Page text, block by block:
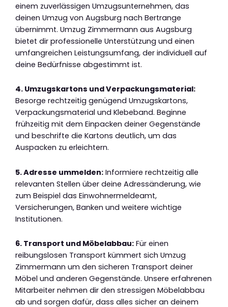
einem zuverlässigen Umzugsunternehmen, das
deinen Umzug von Augsburg nach Bertrange
übernimmt. Umzug Zimmermann aus Augsburg
bietet dir professionelle Unterstützung und einen
umfangreichen Leistungsumfang, der individuell auf
deine Bedürfnisse abgestimmt ist.
4. Umzugskartons und Verpackungsmaterial:
Besorge rechtzeitig genügend Umzugskartons,
Verpackungsmaterial und Klebeband. Beginne
frühzeitig mit dem Einpacken deiner Gegenstände
und beschrifte die Kartons deutlich, um das
Auspacken zu erleichtern.
5. Adresse ummelden: Informiere rechtzeitig alle
relevanten Stellen über deine Adressänderung, wie
zum Beispiel das Einwohnermeldeamt,
Versicherungen, Banken und weitere wichtige
Institutionen.
6. Transport und Möbelabbau: Für einen
reibungslosen Transport kümmert sich Umzug
Zimmermann um den sicheren Transport deiner
Möbel und anderen Gegenstände. Unsere erfahrenen
Mitarbeiter nehmen dir den stressigen Möbelabbau
ab und sorgen dafür, dass alles sicher an deinem